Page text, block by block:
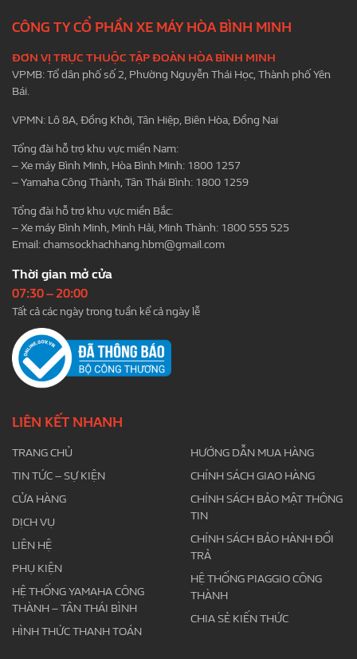
CÔNG TY CỔ PHẦN XE MÁY HÒA BÌNH MINH
ĐƠN VỊ TRỰC THUỘC TẬP ĐOÀN HÒA BÌNH MINH
VPMB: Tổ dân phố số 2, Phường Nguyễn Thái Học, Thành phố Yên
Bái.
VPMN: Lô 8A, Đồng Khởi, Tân Hiệp, Biên Hòa, Đồng Nai
Tổng đài hỗ trợ khu vực miền Nam:
– Xe máy Bình Minh, Hòa Bình Minh: 1800 1257
– Yamaha Công Thành, Tân Thái Bình: 1800 1259
Tổng đài hỗ trợ khu vực miền Bắc:
– Xe máy Bình Minh, Minh Hải, Minh Thành: 1800 555 525
Email:chamsockhachhang.hbm@gmail.com
Thời gian mở cửa
07:30 – 20:00
Tất cả các ngày trong tuần kể cả ngày lễ
LIÊN KẾT NHANH
TRANG CHỦ
TIN TỨC – SỰ KIỆN
CỬA HÀNG
DỊCH VỤ
LIÊN HỆ
PHỤ KIỆN
HỆ THỐNG YAMAHA CÔNG
THÀNH – TÂN THÁI BÌNH
HÌNH THỨC THANH TOÁN
HƯỚNG DẪN MUA HÀNG
CHÍNH SÁCH GIAO HÀNG
CHÍNH SÁCH BẢO MẬT THÔNG
TIN
CHÍNH SÁCH BẢO HÀNH ĐỔI
TRẢ
HỆ THỐNG PIAGGIO CÔNG
THÀNH
CHIA SẺ KIẾN THỨC